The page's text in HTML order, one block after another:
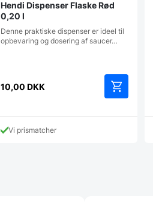
Hendi Dispenser Flaske Rød
0,20 l
Denne praktiske dispenser er ideel til
opbevaring og dosering af saucer…
10,00 DKK
Vi prismatcher